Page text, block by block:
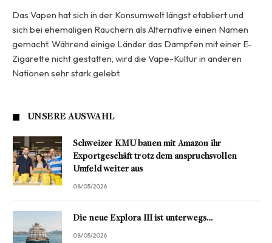
Das Vapen hat sich in der Konsumwelt längst etabliert und
sich bei ehemaligen Rauchern als Alternative einen Namen
gemacht. Während einige Länder das Dampfen mit einer E-
Zigarette nicht gestatten, wird die Vape-Kultur in anderen
Nationen sehr stark gelebt.
UNSERE AUSWAHL
Schweizer KMU bauen mit Amazon ihr
Exportgeschäft trotz dem anspruchsvollen
Umfeld weiter aus
08/05/2026
Die neue Explora III ist unterwegs…
08/05/2026